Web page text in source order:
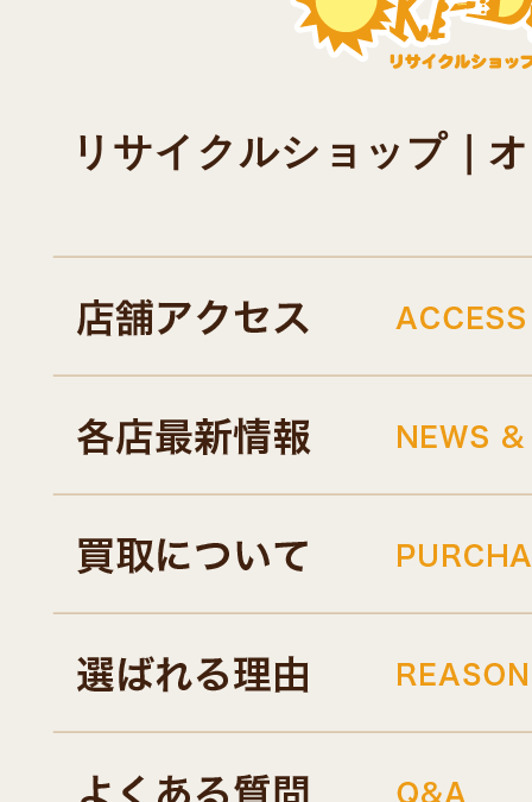
リサイクルショップ｜